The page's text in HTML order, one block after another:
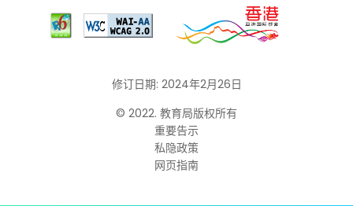
修订日期: 2024年2月26日
© 2022. 教育局版权所有
重要告示
私隐政策
网页指南